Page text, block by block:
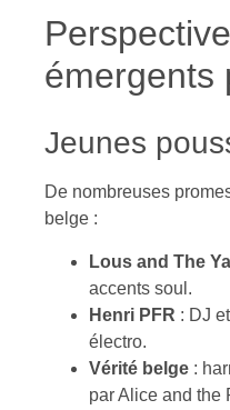
émergents
Jeunes
De nombreuses
belge :
Lous and The
accents soul.
Henri PFR : DJ
électro.
Vérité belge :
par Alice and the